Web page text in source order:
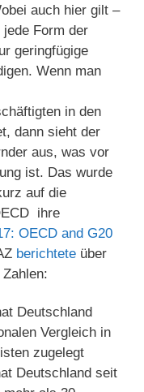
auch hier gilt –
Form der
geringfügige
Wenn man
in den
dann sieht der
aus, was vor
ist. Das wurde
auf die
ihre
OECD and G20
berichtete über
Deutschland
Vergleich in
zugelegt
Deutschland seit